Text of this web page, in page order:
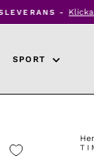
Klicka här för att läsa
SPORT